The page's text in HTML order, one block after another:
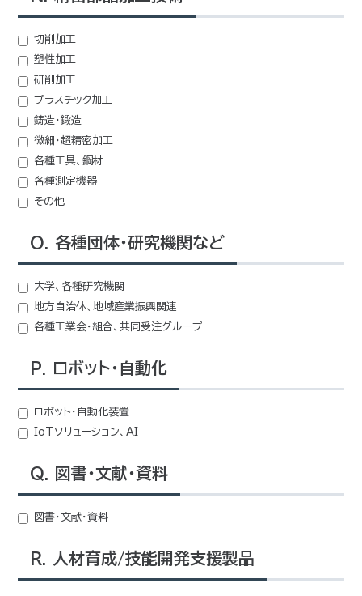
切削加工
塑性加工
研削加工
プラスチック加工
鋳造・鍛造
微細・超精密加工
各種工具、鋼材
各種測定機器
その他
O. 各種団体・研究機関など
大学、各種研究機関
地方自治体、地域産業振興関連
各種工業会・組合、共同受注グループ
P. ロボット・自動化
ロボット・自動化装置
IoTソリューション、AI
Q. 図書・文献・資料
図書・文献・資料
R. 人材育成/技能開発支援製品